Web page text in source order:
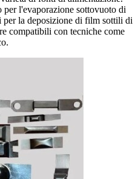
l'evaporazione sottovuoto di
per la deposizione di film sottili di
compatibili con tecniche come